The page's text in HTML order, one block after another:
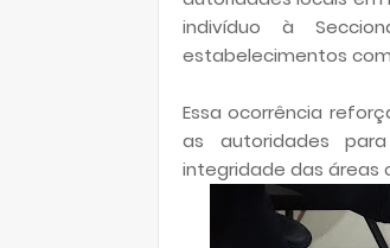
indivíduo à
estabelecimentos
Essa ocorrência
as autoridades
integridade das áreas